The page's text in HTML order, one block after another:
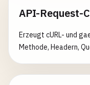
API-Request-
Erzeugt cURL- und
Methode, Headern,